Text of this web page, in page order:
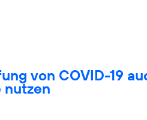
von COVID-19
nutzen